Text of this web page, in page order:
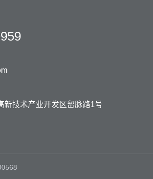
新技术产业开发区留脉路1号